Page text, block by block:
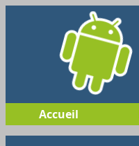
Accueil